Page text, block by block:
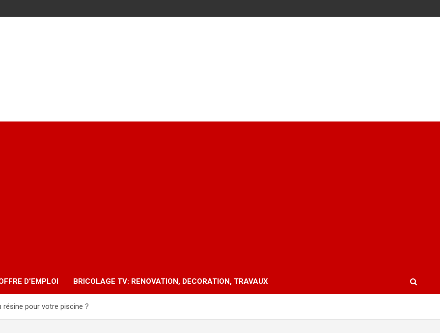
D’EMPLOI BRICOLAGE TV: RENOVATION, DECORATION, TRAVAUX
résine pour votre piscine ?